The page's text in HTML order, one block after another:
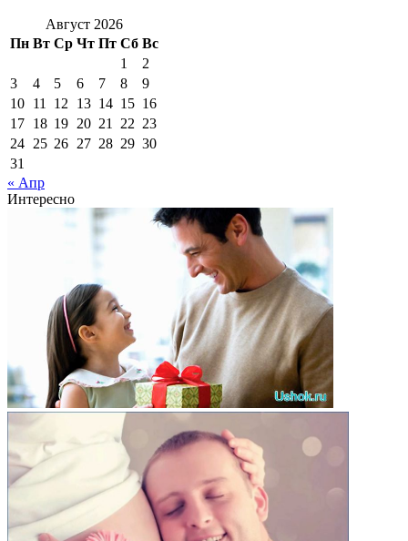
Август 2026
Пн Вт Ср Чт Пт Сб Вс
1
2
3
4 5 6 7 8
9
10 11 12 13 14 15 16
17 18 19 20 21 22 23
24 25 26 27 28 29 30
31
« Апр
Интересно